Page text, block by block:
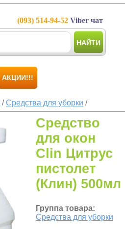
(093) 514-94-52 Viber чат
НАЙТИ
АКЦИИ!!!
/Средства для уборки /
Средство
для окон
Clin Цитрус
пистолет
(Клин) 500мл
Группа товара:
Средства для уборки